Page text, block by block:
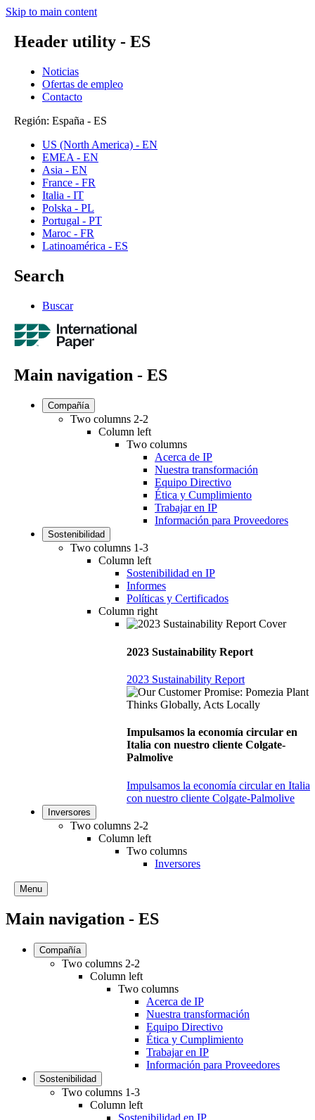
Skip to main content
Header utility - ES
Noticias
Ofertas de empleo
Contacto
Región: España - ES
US (North America) - EN
EMEA - EN
Asia - EN
France - FR
Italia - IT
Polska - PL
Portugal - PT
Maroc - FR
Latinoamérica - ES
Search
Buscar
Main navigation - ES
Compañía
Two columns 2-2
Column left
Two columns
Acerca de IP
Nuestra transformación
Equipo Directivo
Ética y Cumplimiento
Trabajar en IP
Información para Proveedores
Sostenibilidad
Two columns 1-3
Column left
Sostenibilidad en IP
Informes
Políticas y Certificados
Column right
2023 Sustainability Report
2023 Sustainability Report
Impulsamos la economía circular en
Italia con nuestro cliente Colgate-
Palmolive
Impulsamos la economía circular en Italia
con nuestro cliente Colgate-Palmolive
Inversores
Two columns 2-2
Column left
Two columns
Inversores
Menu
Main navigation - ES
Compañía
Two columns 2-2
Column left
Two columns
Acerca de IP
Nuestra transformación
Equipo Directivo
Ética y Cumplimiento
Trabajar en IP
Información para Proveedores
Sostenibilidad
Two columns 1-3
Column left